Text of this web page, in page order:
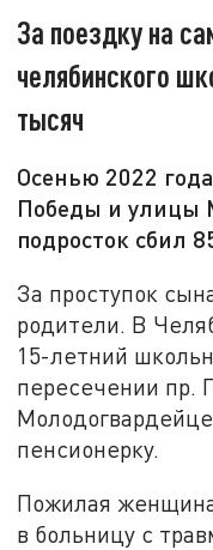
За поездку на
челябинского
тысяч
Осенью 2022
Победы и улицы
подросток сбил
За проступок
родители. В
15-летний
пересечении пр.
пенсионерку.
Пожилая
в больницу с